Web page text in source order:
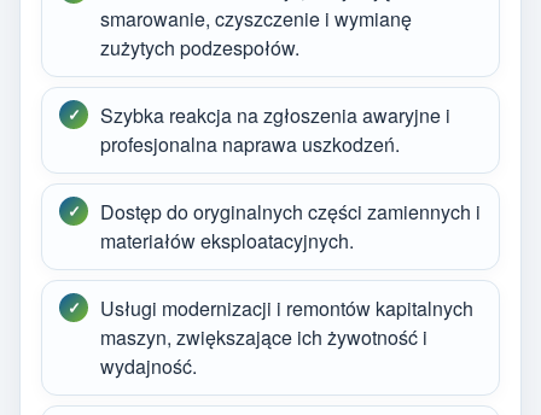
smarowanie, czyszczenie i wymianę
zużytych podzespołów.
Szybka reakcja na zgłoszenia awaryjne i
profesjonalna naprawa uszkodzeń.
Dostęp do oryginalnych części zamiennych i
materiałów eksploatacyjnych.
Usługi modernizacji i remontów kapitalnych
maszyn, zwiększające ich żywotność i
wydajność.